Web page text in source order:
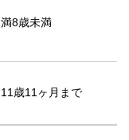
満8歳未満
11歳11ヶ月まで